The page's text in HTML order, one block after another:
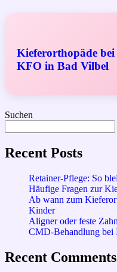
Kieferorthopäde
KFO in Bad Vilbel
Suchen
Recent Posts
Retainer-Pflege: So
Häufige Fragen zur
Ab wann zum
Kinder
Aligner oder feste
CMD-Behandlung bei
Recent Comments